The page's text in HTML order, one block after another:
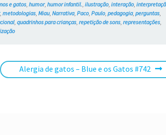
e gatos,humor,humor infantil.,ilustração,interação,
,metodologias,Miau,Narrativa,Paco,Paulo,pedagogia,perguntas,
,quadrinhos para crianças,repetição de sons,representações,
Próximo
Alergia de gatos – Blue e os Gatos #742